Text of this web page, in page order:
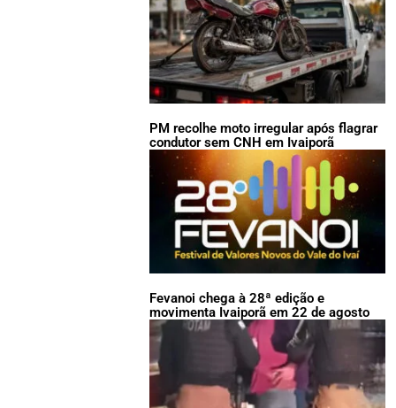
PM recolhe moto irregular após flagrar
condutor sem CNH em Ivaiporã
Fevanoi chega à 28ª edição e
movimenta Ivaiporã em 22 de agosto